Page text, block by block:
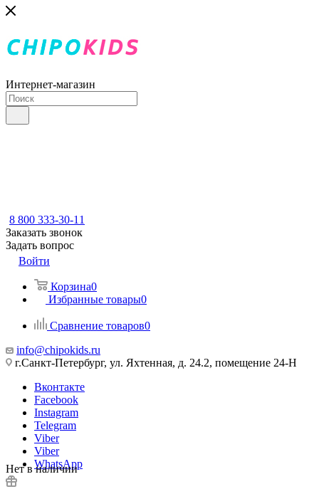
Интернет-магазин
8 800 333-30-11
Заказать звонок
Задать вопрос
Войти
Корзина0
Избранные товары0
Сравнение товаров0
info@chipokids.ru
г.Санкт-Петербург, ул. Яхтенная, д. 24.2, помещение 24-Н
Вконтакте
Facebook
Instagram
Telegram
Viber
Viber
WhatsApp
Нет в наличии